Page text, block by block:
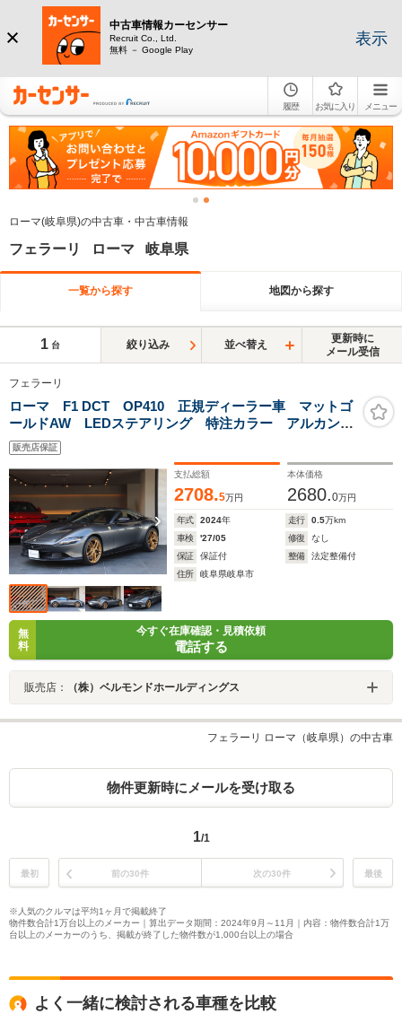
中古車情報カーセンサー
Recruit Co., Ltd.
無料 － Google Play
表示
履歴 お気に入り メニュー
ローマ(岐阜県)の中古車・中古車情報
フェラーリ ローマ 岐阜県
一覧から探す 地図から探す
1 台 絞り込み 並べ替え
更新時に
メール受信
フェラーリ
ローマ F1 DCT OP410 正規ディーラー車 マットゴ
ールドAW LEDステアリング 特注カラー アルカンタ
ーラ
販売店保証
支払総額
2708.5万円
本体価格
2680.0万円
年式 2024年 走行 0.5万km
車検
'27/05 修復
なし
保証
保証付 整備
法定整備付
住所
岐阜県岐阜市
無
料
今すぐ在庫確認・見積依頼
電話する
販売店： （株）ベルモンドホールディングス
フェラーリ ローマ（岐阜県）の中古車
物件更新時にメールを受け取る
1/1
最初 前の30件 次の30件 最後
※人気のクルマは平均1ヶ月で掲載終了
物件数合計1万台以上のメーカー｜算出データ期間：2024年9月～11月｜内容：物件数合計1万
台以上のメーカーのうち、掲載が終了した物件数が1,000台以上の場合
よく一緒に検討される車種を比較